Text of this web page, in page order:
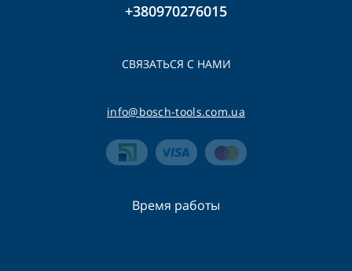
+380970276015
СВЯЗАТЬСЯ С НАМИ
info@bosch-tools.com.ua
Время работы